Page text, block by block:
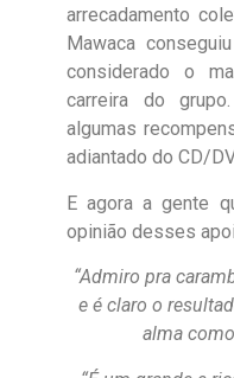
arrecadamento
Mawaca
considerado o
carreira do
algumas
adiantado do CD/
E agora a gente
opinião desses
“Admiro pra
e é claro o
alma